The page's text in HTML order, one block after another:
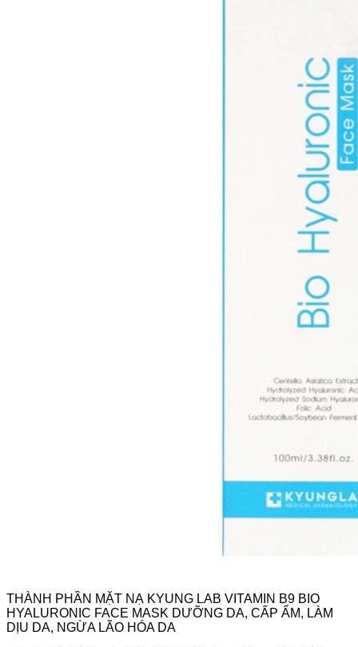
THÀNH PHẦN MẶT NẠ KYUNG LAB VITAMIN B9 BIO
HYALURONIC FACE MASK DƯỠNG DA, CẤP ẨM, LÀM
DỊU DA, NGỪA LÃO HÓA DA